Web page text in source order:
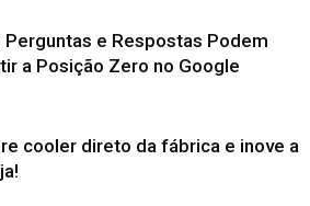
Perguntas e Respostas Podem
a Posição Zero no Google
cooler direto da fábrica e inove a